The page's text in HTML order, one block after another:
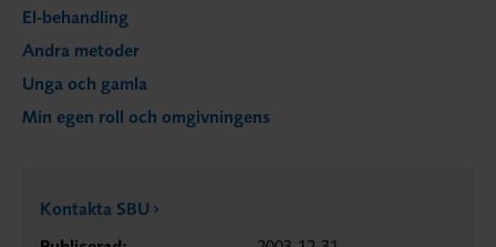
El-behandling
Andra metoder
Unga och gamla
Min egen roll och omgivningens
Kontakta SBU